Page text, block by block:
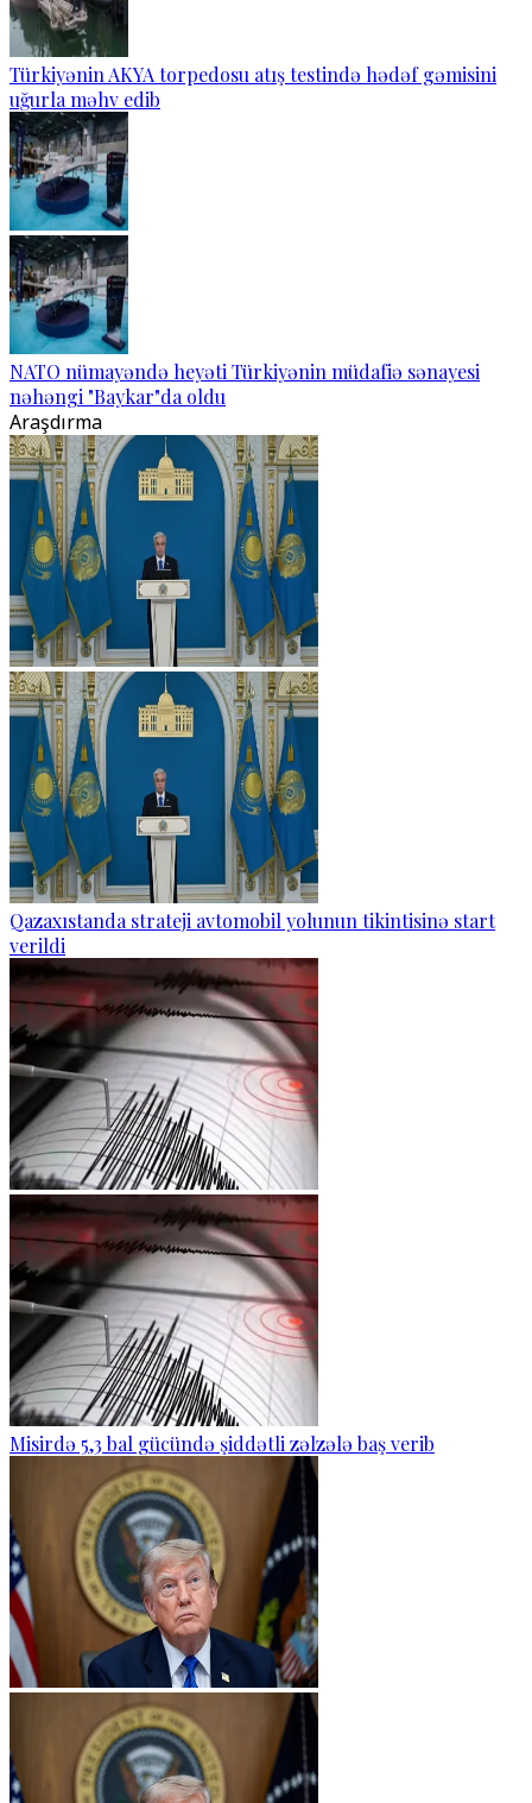
Türkiyənin AKYA torpedosu atış testində hədəf gəmisini
uğurla məhv edib
NATO nümayəndə heyəti Türkiyənin müdafiə sənayesi
nəhəngi "Baykar"da oldu
Araşdırma
Qazaxıstanda strateji avtomobil yolunun tikintisinə start
verildi
Misirdə 5,3 bal gücündə şiddətli zəlzələ baş verib